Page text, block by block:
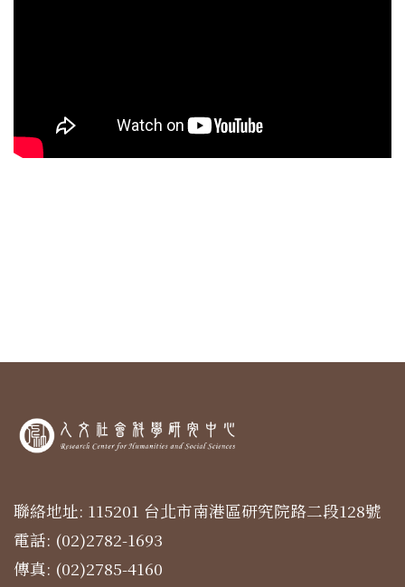
聯絡地址: 115201 台北市南港區研究院路二段128號
電話: (02)2782-1693
傳真: (02)2785-4160